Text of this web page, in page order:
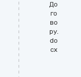
До
го
во
ру.
do
cx